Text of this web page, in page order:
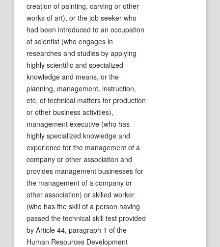
creation of painting, carving or other
works of art), or the job seeker who
had been introduced to an occupation
of scientist (who engages in
researches and studies by applying
highly scientific and specialized
knowledge and means, or the
planning, management, instruction,
etc. of technical matters for production
or other business activities),
management executive (who has
highly specialized knowledge and
experience for the management of a
company or other association and
provides management businesses for
the management of a company or
other association) or skilled worker
(who has the skill of a person having
passed the technical skill test provided
by Article 44, paragraph 1 of the
Human Resources Development